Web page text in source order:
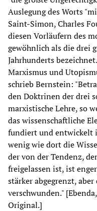
Auslegung des Worts
Saint-Simon, Charles
diesen Vorläufern des
gewöhnlich als die drei
Jahrhunderts
Marxismus und
schrieb Bernstein:
den Doktrinen der drei
marxistische Lehre, so
das wissenschaftliche
fundiert und entwickelt
wenig wie dort die
der von der Tendenz,
freigelassen ist, ist
stärker abgegrenzt,
verschwunden."
Original.]